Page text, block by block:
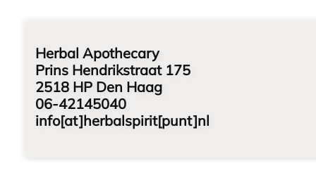
Herbal Apothecary
Prins Hendrikstraat 175
2518 HP Den Haag
06-42145040
info[at]herbalspirit[punt]nl